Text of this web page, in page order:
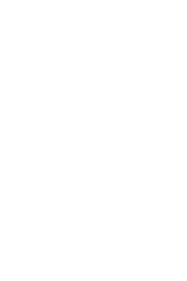
étrendje segít a
- állapította meg